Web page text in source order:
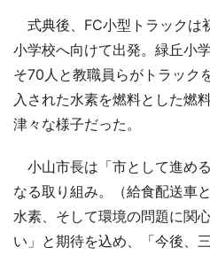
式典後、FC小型トラックは
小学校へ向けて出発。緑丘小
そ70人と教職員らがトラック
入された水素を燃料とした燃
津々な様子だった。
小山市長は「市として進め
なる取り組み。（給食配送車
水素、そして環境の問題に関
い」と期待を込め、「今後、